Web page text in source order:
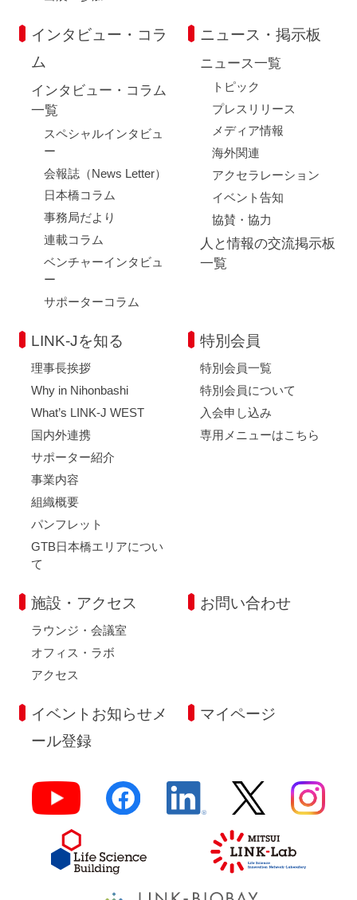
インタビュー・コラ
ム
インタビュー・コラム
一覧
スペシャルインタビュ
ー
会報誌（News Letter）
日本橋コラム
事務局だより
連載コラム
ベンチャーインタビュ
ー
サポーターコラム
ニュース・掲示板
ニュース一覧
トピック
プレスリリース
メディア情報
海外関連
アクセラレーション
イベント告知
協賛・協力
人と情報の交流掲示板
一覧
LINK-Jを知る
理事長挨拶
Why in Nihonbashi
What’s LINK-J WEST
国内外連携
サポーター紹介
事業内容
組織概要
パンフレット
GTB日本橋エリアについ
て
特別会員
特別会員一覧
特別会員について
入会申し込み
専用メニューはこちら
施設・アクセス
ラウンジ・会議室
オフィス・ラボ
アクセス
お問い合わせ
イベントお知らせメ
ール登録
マイページ